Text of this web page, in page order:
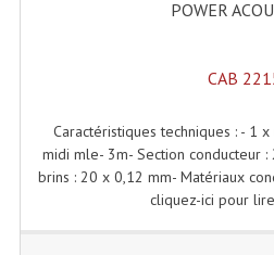
POWER
CAB
Caractéristiques techniques : - 1
midi mle- 3m- Section conducteur
brins : 20 x 0,12 mm- Matériaux
cliquez-ici pour